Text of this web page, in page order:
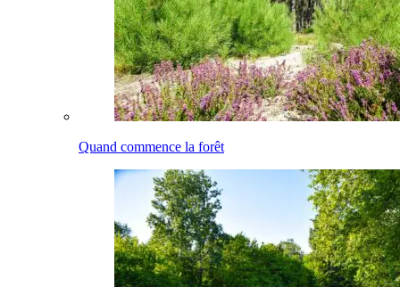
Quand commence la forêt